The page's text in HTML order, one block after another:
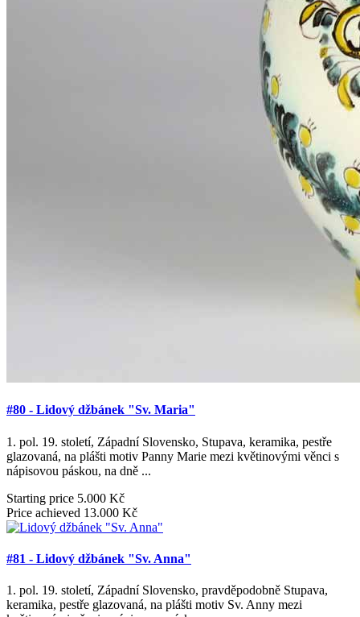
#80 - Lidový džbánek "Sv. Maria"
1. pol. 19. století, Západní Slovensko, Stupava, keramika, pestře
glazovaná, na plášti motiv Panny Marie mezi květinovými věnci s
nápisovou páskou, na dně ...
Starting price 5.000 Kč
Price achieved 13.000 Kč
#81 - Lidový džbánek "Sv. Anna"
1. pol. 19. století, Západní Slovensko, pravděpodobně Stupava,
keramika, pestře glazovaná, na plášti motiv Sv. Anny mezi